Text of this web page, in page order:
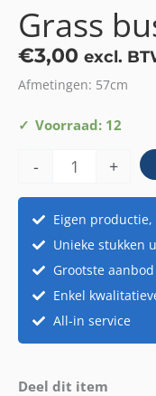
Grass
€3,00 excl.
Afmetingen: 57cm
Voorraad: 12
-
Grass
brown
aantal
+
Eigen
Unieke stukken
Grootste
Enkel
All-in service
Deel dit item